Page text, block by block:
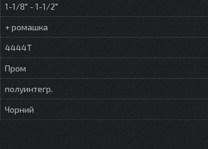
1-1/8" - 1-1/2"
+ ромашка
4444T
Пром
полуинтегр.
Чорний